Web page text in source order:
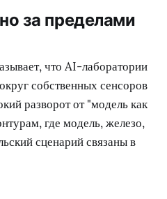
за пределами
что AI-лаборатории
собственных сенсоров
разворот от "модель как
где модель, железо,
сценарий связаны в